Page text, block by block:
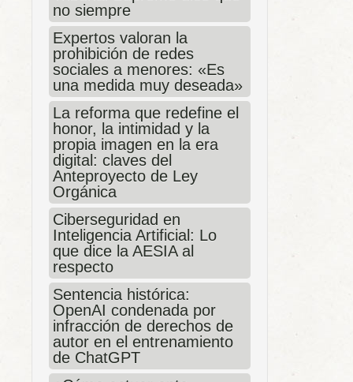
no siempre
Expertos valoran la
prohibición de redes
sociales a menores: «Es
una medida muy deseada»
La reforma que redefine el
honor, la intimidad y la
propia imagen en la era
digital: claves del
Anteproyecto de Ley
Orgánica
Ciberseguridad en
Inteligencia Artificial: Lo
que dice la AESIA al
respecto
Sentencia histórica:
OpenAI condenada por
infracción de derechos de
autor en el entrenamiento
de ChatGPT